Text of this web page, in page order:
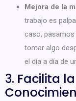
Mejora de la
trabajo es
caso, pasamos
tomar algo
el día a día de
3. Facilita